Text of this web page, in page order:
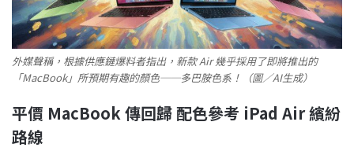
外媒聲稱，根據供應鏈爆料者指出，新款 Air 幾乎採用了即將推出的
「MacBook」所預期有趣的顏色──多巴胺色系！（圖／AI生成）
平價 MacBook 傳回歸 配色參考 iPad Air 繽紛
路線